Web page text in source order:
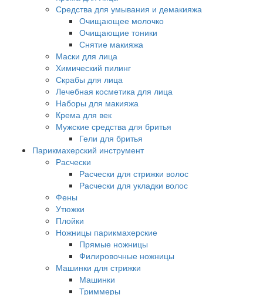
Средства для умывания и демакияжа
Очищающее молочко
Очищающие тоники
Снятие макияжа
Маски для лица
Химический пилинг
Скрабы для лица
Лечебная косметика для лица
Наборы для макияжа
Крема для век
Мужские средства для бритья
Гели для бритья
Парикмахерский инструмент
Расчески
Расчески для стрижки волос
Расчески для укладки волос
Фены
Утюжки
Плойки
Ножницы парикмахерские
Прямые ножницы
Филировочные ножницы
Машинки для стрижки
Машинки
Триммеры